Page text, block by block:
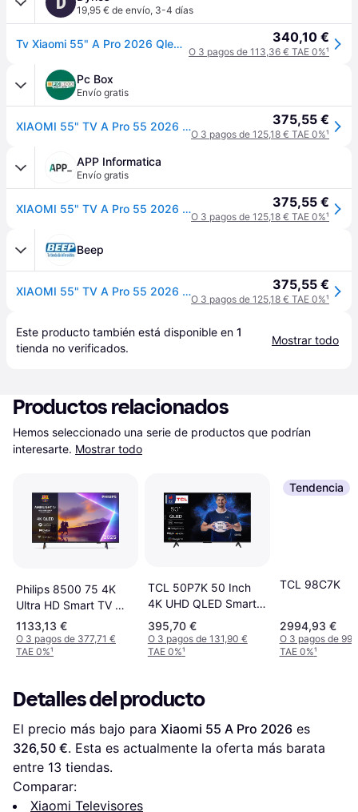
19,95 € de envío, 3-4 días
Tv Xiaomi 55" A Pro 2026 Qled 4K Uhd / Ela5974Eu / Google Tv 340,10 €
O 3 pagos de 113,36 € TAE 0%¹
Pc Box
Envío gratis
XIAOMI 55" TV A Pro 55 2026 QLED 4K Ultra HD 375,55 €
O 3 pagos de 125,18 € TAE 0%¹
APP Informatica
Envío gratis
XIAOMI 55" TV A Pro 55 2026 QLED 4K Ultra HD 375,55 €
O 3 pagos de 125,18 € TAE 0%¹
Beep
XIAOMI 55" TV A Pro 55 2026 QLED 4K Ultra HD 375,55 €
O 3 pagos de 125,18 € TAE 0%¹
Este producto también está disponible en 1
tienda no verificados.
Mostrar todo
Productos relacionados
Hemos seleccionado una serie de productos que podrían
interesarte. Mostrar todo
Philips 8500 75 4K
Ultra HD Smart TV Wifi
Noir
1133,13 €
O 3 pagos de 377,71 €
TAE 0%¹
TCL 50P7K 50 Inch
4K UHD QLED Smart
TV
395,70 €
O 3 pagos de 131,90 €
TAE 0%¹
Tendencia
TCL 98C7K
2994,93 €
O 3 pagos de
TAE 0%¹
Detalles del producto
El precio más bajo para Xiaomi 55 A Pro 2026
326,50 €. Esta es actualmente la oferta más barata
entre 13 tiendas.
Comparar:
Xiaomi Televisores